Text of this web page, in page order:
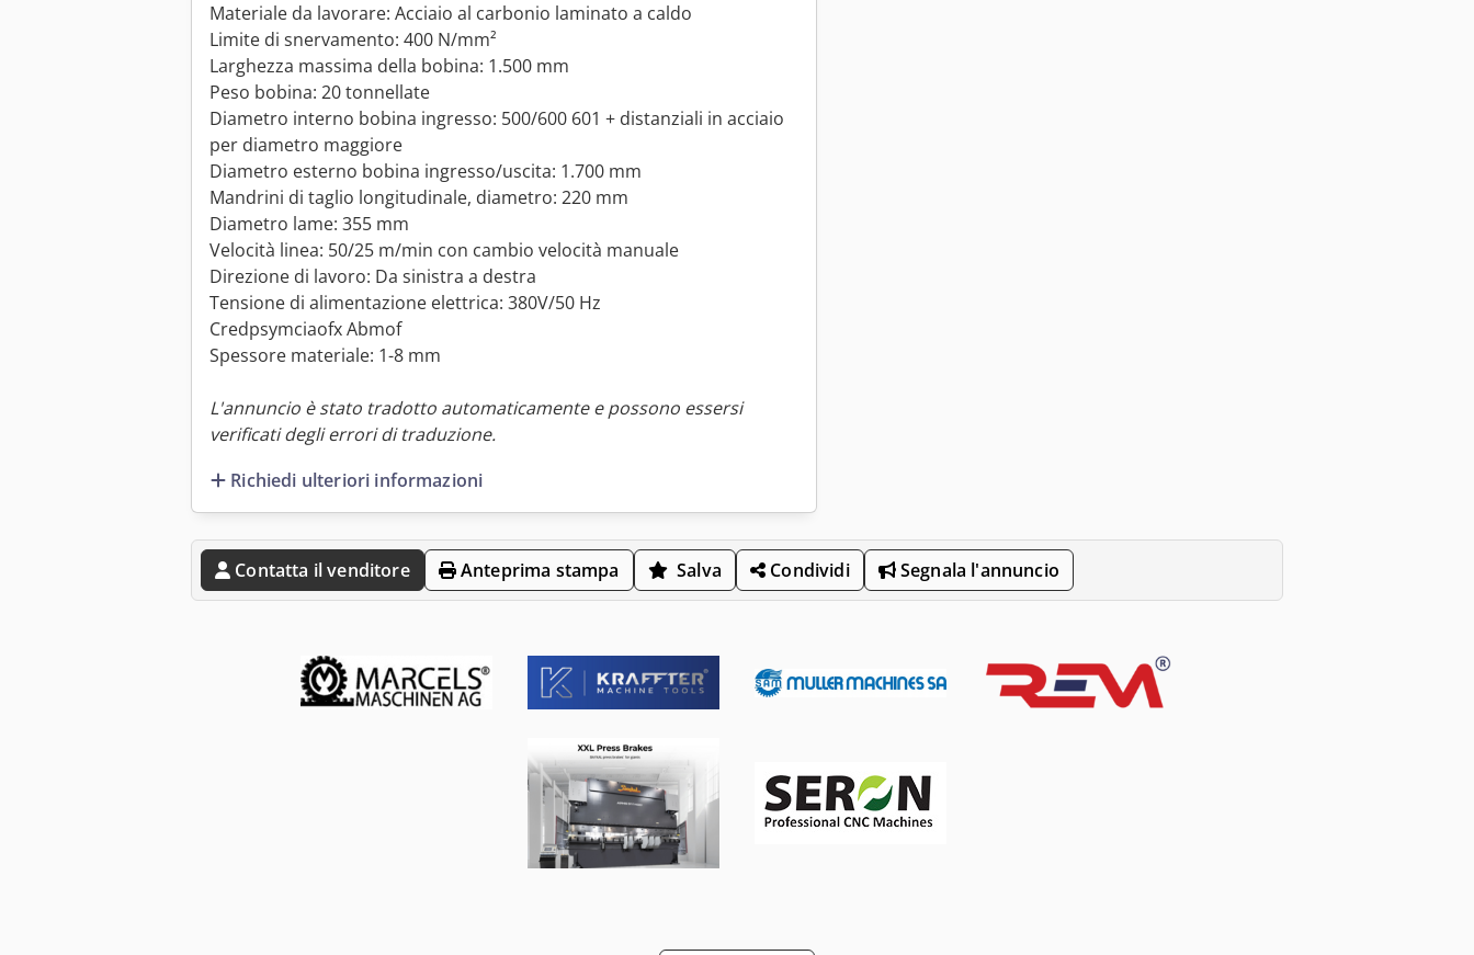
Materiale da lavorare: Acciaio al carbonio laminato a caldo
Limite di snervamento: 400 N/mm²
Larghezza massima della bobina: 1.500 mm
Peso bobina: 20 tonnellate
Diametro interno bobina ingresso: 500/600 601 + distanziali in acciaio
per diametro maggiore
Diametro esterno bobina ingresso/uscita: 1.700 mm
Mandrini di taglio longitudinale, diametro: 220 mm
Diametro lame: 355 mm
Velocità linea: 50/25 m/min con cambio velocità manuale
Direzione di lavoro: Da sinistra a destra
Tensione di alimentazione elettrica: 380V/50 Hz
Credpsymciaofx Abmof
Spessore materiale: 1-8 mm
L'annuncio è stato tradotto automaticamente e possono essersi
verificati degli errori di traduzione.
Richiedi ulteriori informazioni
Contatta il venditore Anteprima stampa Salva Condividi Segnala l'annuncio